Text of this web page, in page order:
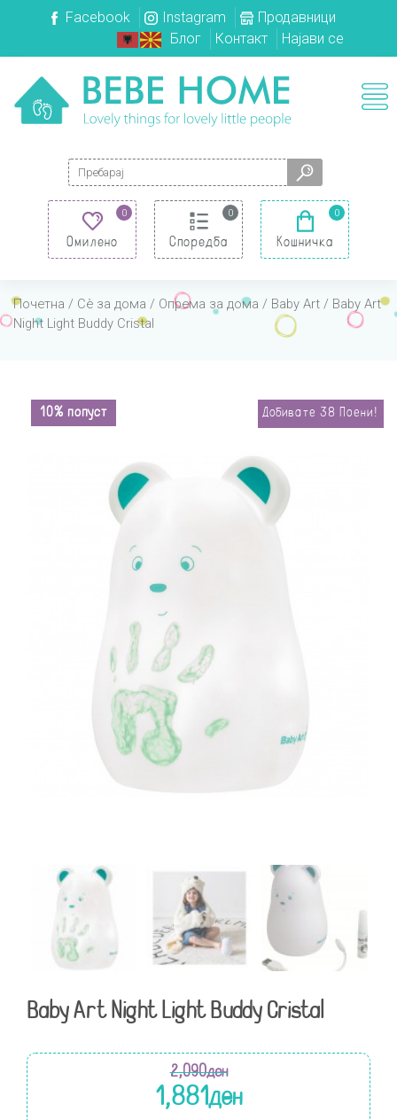
Facebook Instagram
Продавници
Блог
Контакт Најави се
Search for:
0
Омилено
0
Споредба
0
Кошничка
Почетна / Сè за дома / Опрема за дома / Baby Art / Baby Art
Night Light Buddy Cristal
10% попуст Добивате 38 Поени!
Baby Art Night Light Buddy Cristal
2,090ден
1,881ден